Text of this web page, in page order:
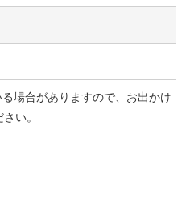
場合がありますので、お出かけ
い。